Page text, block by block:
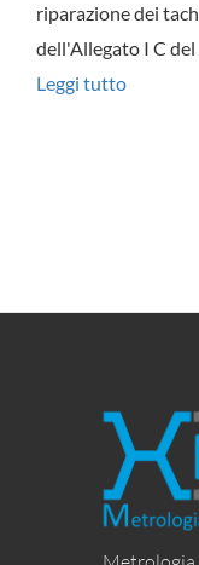
riparazione dei
dell'Allegato I C del
Leggi tutto